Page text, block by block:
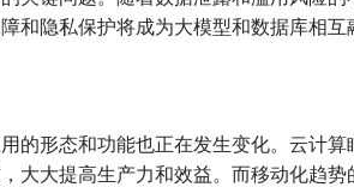
和隐私保护将成为大模型和数据库相互
的形态和功能也正在发生变化。云计
大大提高生产力和效益。而移动化趋